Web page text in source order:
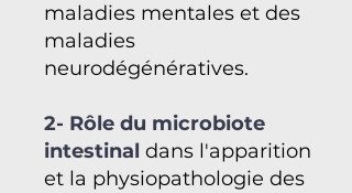
maladies mentales et des
maladies
neurodégénératives.
2- Rôle du microbiote
intestinal dans l'apparition
et la physiopathologie des